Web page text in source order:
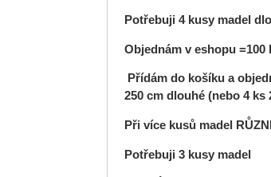
Potřebuji 4 kusy madel
Objednám v eshopu =100
Přídám do košíku a
250 cm dlouhé (nebo 4ks
Při více kusů madel
Potřebuji 3 kusy madel